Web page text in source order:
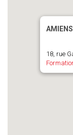
AMIENS
18, rue